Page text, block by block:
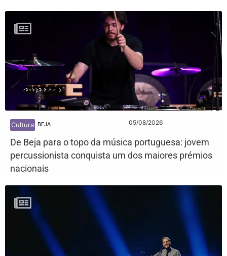
Cultura BEJA 05/08/2026
De Beja para o topo da música portuguesa: jovem
percussionista conquista um dos maiores prémios
nacionais